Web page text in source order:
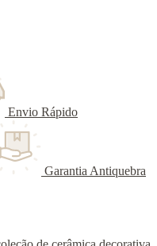
Envio Rápido
Garantia Antiquebra